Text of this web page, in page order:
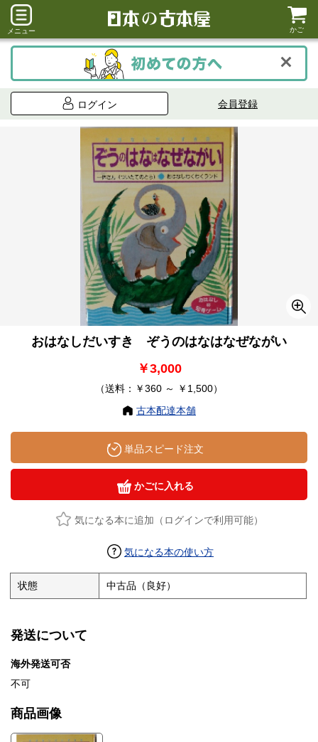
メニュー かご
ログイン 会員登録
おはなしだいすき ぞうのはなはなぜながい
￥3,000
（送料：￥360 ～ ￥1,500）
古本配達本舗
単品スピード注文
かごに入れる
気になる本に追加（ログインで利用可能）
気になる本の使い方
状態 中古品（良好）
発送について
海外発送可否
不可
商品画像